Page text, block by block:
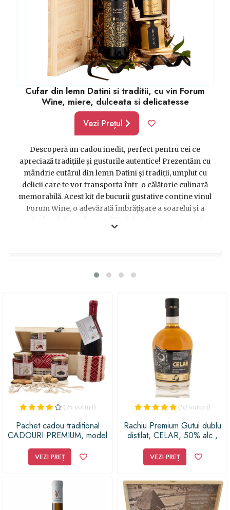
Cufar din lemn Datini si traditii, cu vin Forum
Wine, miere, dulceata si delicatesse
Vezi Prețul
Descoperă un cadou inedit, perfect pentru cei ce
apreciază tradițiile și gusturile autentice! Prezentăm cu
mândrie cufărul din lemn Datini și tradiții, umplut cu
delicii care te vor transporta într-o călătorie culinară
memorabilă. Acest kit de bucurii gustative conține vinul
Forum Wine, o adevărată îmbrățișare a soarelui și a
pământului românesc, alături de mierea savuroasă,
îmbrățișează tradițiile noastre și celebrează deliciile
împărtășim tradițiile noastre gastronomice unice!
(25 voturi)
Pachet cadou traditional
CADOURI PREMIUM, model
colectie, gusturile familiare de
zacusca, dulceata de mure si
stergare traditionale
romanesti, toate ambalate
intr-o cutie premium din lemn
VEZI PREȚ
(52 voturi)
Rachiu Premium Gutui dublu
distilat, CELAR, 50% alc.,
VEZI PREȚ